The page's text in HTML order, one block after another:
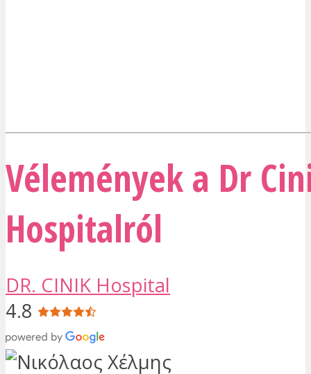
Vélemények a Dr
Hospitalról
DR. CINIK Hospital
4.8